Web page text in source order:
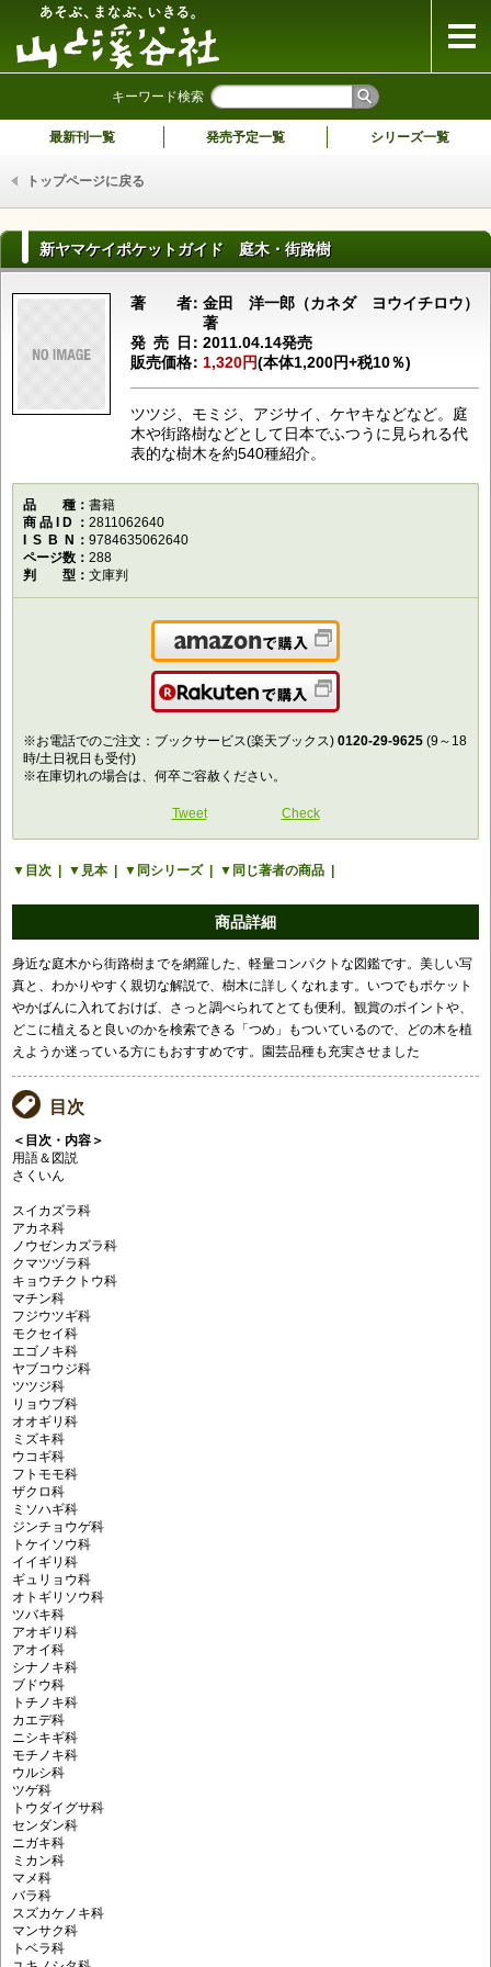
キーワード検索
最新刊一覧 発売予定一覧 シリーズ一覧
トップページに戻る
新ヤマケイポケットガイド 庭木・街路樹
著者金田 洋一郎（カネダ ヨウイチロウ）
著
発売日 2011.04.14発売
販売価格
1,320円(本体1,200円+税10％)
ツツジ、モミジ、アジサイ、ケヤキなどなど。庭
木や街路樹などとして日本でふつうに見られる代
表的な樹木を約540種紹介。
品種書籍
商品ID
2811062640
ISBN
9784635062640
ページ数
288
判型文庫判
Amazonで購入
楽天で購入
※お電話でのご注文：ブックサービス(楽天ブックス) 0120-29-9625 (9～18
時/土日祝日も受付)
※在庫切れの場合は、何卒ご容赦ください。
Tweet Check
目次 見本 同シリーズ 同じ著者の商品
商品詳細
身近な庭木から街路樹までを網羅した、軽量コンパクトな図鑑です。美しい写
真と、わかりやすく親切な解説で、樹木に詳しくなれます。いつでもポケット
やかばんに入れておけば、さっと調べられてとても便利。観賞のポイントや、
どこに植えると良いのかを検索できる「つめ」もついているので、どの木を植
えようか迷っている方にもおすすめです。園芸品種も充実させました
目次
＜目次・内容＞
用語＆図説
さくいん
スイカズラ科
アカネ科
ノウゼンカズラ科
クマツヅラ科
キョウチクトウ科
マチン科
フジウツギ科
モクセイ科
エゴノキ科
ヤブコウジ科
ツツジ科
リョウブ科
オオギリ科
ミズキ科
ウコギ科
フトモモ科
ザクロ科
ミソハギ科
ジンチョウゲ科
トケイソウ科
イイギリ科
ギュリョウ科
オトギリソウ科
ツバキ科
アオギリ科
アオイ科
シナノキ科
ブドウ科
トチノキ科
カエデ科
ニシキギ科
モチノキ科
ウルシ科
ツゲ科
トウダイグサ科
センダン科
ニガキ科
ミカン科
マメ科
バラ科
スズカケノキ科
マンサク科
トベラ科